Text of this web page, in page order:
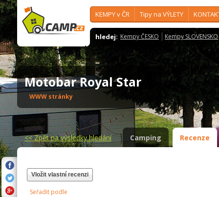
KEMPY v ČR Tipy na VÝLETY
hledej: Kempy ČESKO Kempy SLOVENSKO
Motobar Royal Star
WWW stránky
<<Zpět na výsledky hledání Camping Recenze
Vložit vlastní recenzi
Seřadit podle